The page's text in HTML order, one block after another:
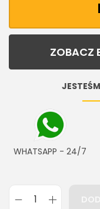
ZOBACZ
WHATSAPP - 24/7